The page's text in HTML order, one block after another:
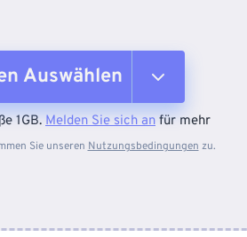
Auswählen
Gerät
1GB. Melden Sie sich an für mehr
Sie unseren Nutzungsbedingungen zu.